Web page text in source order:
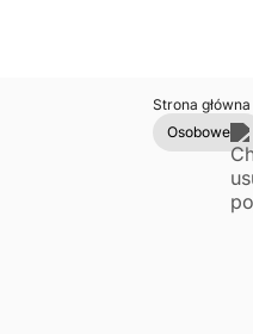
Strona główna
Osobowe